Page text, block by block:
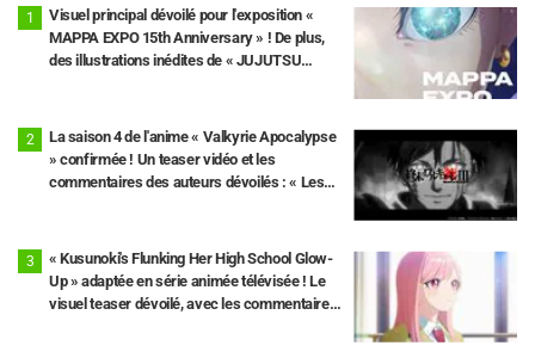
Visuel principal dévoilé pour l'exposition «
MAPPA EXPO 15th Anniversary » ! De plus,
des illustrations inédites de « JUJUTSU
La saison 4 de l'anime « Valkyrie Apocalypse
» confirmée ! Un teaser vidéo et les
commentaires des auteurs dévoilés : « Les
« Kusunoki's Flunking Her High School Glow-
Up » adaptée en série animée télévisée ! Le
visuel teaser dévoilé, avec les commentaires